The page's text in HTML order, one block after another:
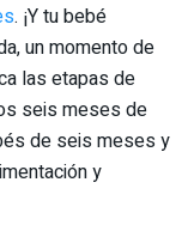
. ¡Y tu bebé
un momento de
las etapas de
seis meses de
de seis meses y
y